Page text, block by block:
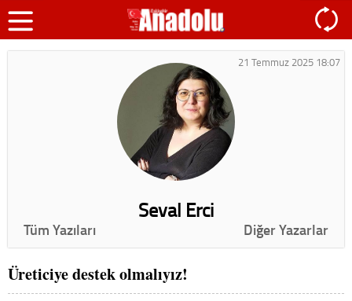
21 Temmuz 2025 18:07
Seval Erci
Tüm Yazıları Diğer Yazarlar
Üreticiye destek olmalıyız!